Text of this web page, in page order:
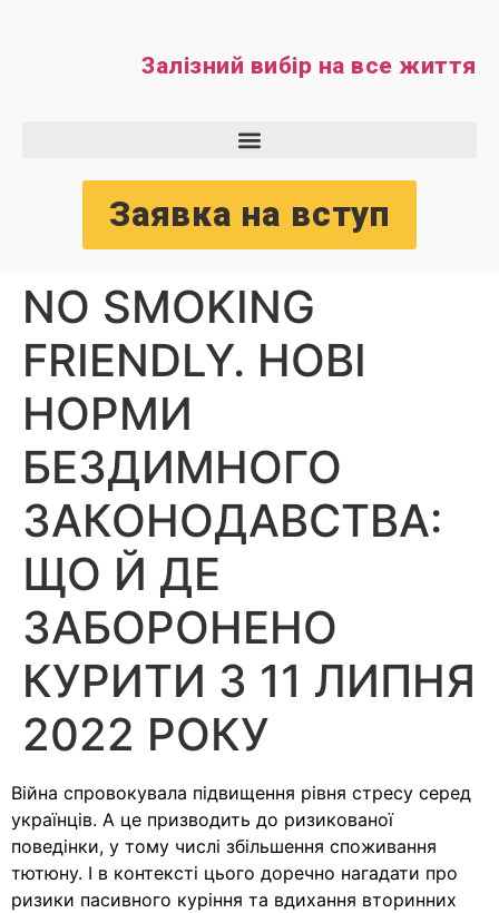
Залізний вибір на все життя
Заявка на вступ
NO SMOKING
FRIENDLY. НОВІ
НОРМИ
БЕЗДИМНОГО
ЗАКОНОДАВСТВА:
ЩО Й ДЕ
ЗАБОРОНЕНО
КУРИТИ З 11 ЛИПНЯ
2022 РОКУ
Війна спровокувала підвищення рівня стресу серед
українців. А це призводить до ризикованої
поведінки, у тому числі збільшення споживання
тютюну. І в контексті цього доречно нагадати про
ризики пасивного куріння та вдихання вторинних